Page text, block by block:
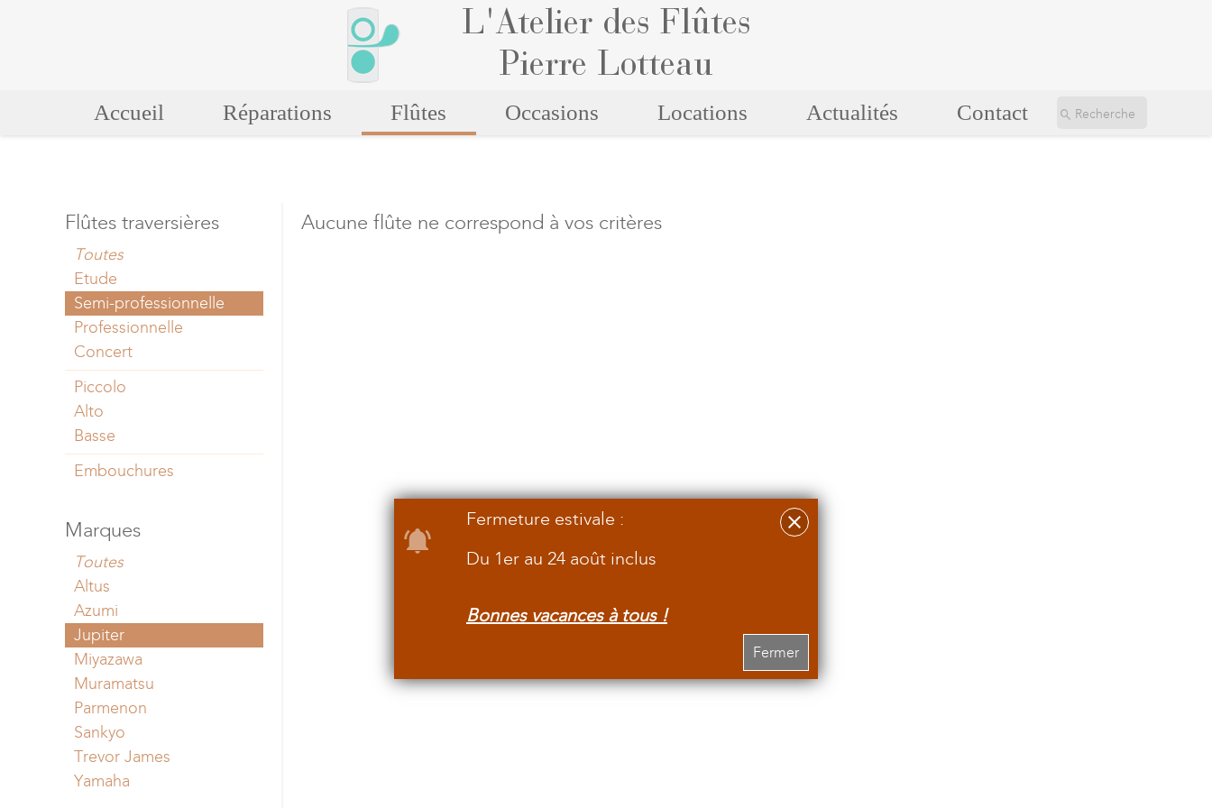
L'Atelier des Flûtes
Pierre Lotteau
Accueil Réparations Flûtes Occasions Locations Actualités Contact
Flûtes traversières
Toutes
Etude
Semi-professionnelle
Professionnelle
Concert
Piccolo
Alto
Basse
Embouchures
Marques
Toutes
Altus
Azumi
Jupiter
Miyazawa
Muramatsu
Parmenon
Sankyo
Trevor James
Yamaha
Aucune flûte ne correspond à vos critères
Fermeture estivale :
Du 1er au 24 août inclus
Bonnes vacances à tous !
Fermer